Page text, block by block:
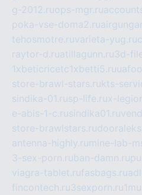
g-2012.ruops-mgr.ru
poka-vse-doma2.ru
tehosmotre.ruvarieta-yug.ru
raytor-d.ruatillagunn.ru3d-
1xbeticricetc1xbetti5.ru
store-brawl-stars.rukts-
sindika-01.rusp-life.rux-
e-abis-1-c.rusindika01.ru
store-brawlstars.ru
antenna-highly.ru mine-lab-
3-sex-porn.ruban-damn.ru
viagra-tablet.rufasbags.ru
fincontech.ru3sexporn.ru